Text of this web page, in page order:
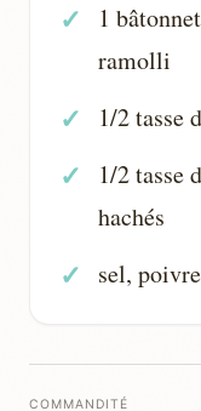
1
ramolli
1/2 tasse
1/2 tasse
hachés
sel,